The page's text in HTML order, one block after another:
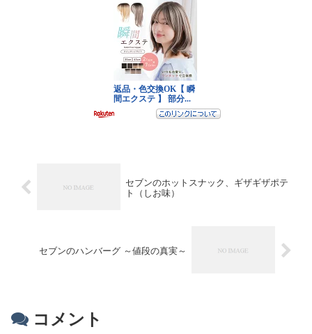
セブンのホットスナック、ギザギザポテ
ト（しお味）
セブンのハンバーグ ～値段の真実～
コメント